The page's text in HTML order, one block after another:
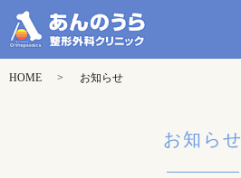
HOME お知らせ
お知らせ